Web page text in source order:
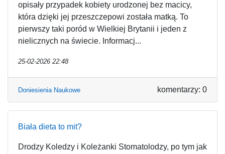
opisały przypadek kobiety urodzonej bez macicy,
która dzięki jej przeszczepowi została matką. To
pierwszy taki poród w Wielkiej Brytanii i jeden z
nielicznych na świecie. Informacj...
25-02-2026 22:48
Doniesienia Naukowe komentarzy: 0
Biała dieta to mit?
Drodzy Koledzy i Koleżanki Stomatolodzy, po tym jak